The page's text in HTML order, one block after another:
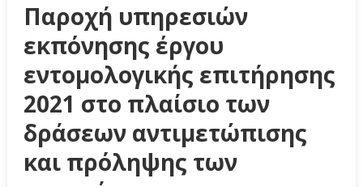
Παροχή υπηρεσιών
εκπόνησης έργου
εντομολογικής επιτήρησης
2021 στο πλαίσιο των
δράσεων αντιμετώπισης
και πρόληψης των